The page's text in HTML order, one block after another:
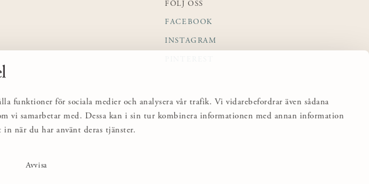
funktioner för sociala medier och analysera vår trafik. Vi vidarebefordrar även sådana
vi samarbetar med. Dessa kan i sin tur kombinera informationen med annan information
när du har använt deras tjänster.
Avvisa
FÖLJ OSS
FACEBOOK
INSTAGRAM